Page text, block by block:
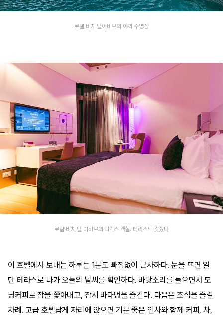
로열 비치 텔아비브의 야외 수영장
로얄 비치 텔 아비브의 디럭스 객실. 테라스도 갖췄다
이 호텔에서 보내는 하루는 1분도 빠짐없이 근사하다. 눈을 뜨면 일
단 테라스로 나가 오늘의 날씨를 확인하다. 바닷소리를 들으면서 모
닝커피로 잠을 쫓아내고, 잠시 바다멍을 즐긴다. 다음은 조식을 즐길
차례. 고급 호텔답게 자리에 앉으면 기분 좋은 인사와 함께 커피, 차,